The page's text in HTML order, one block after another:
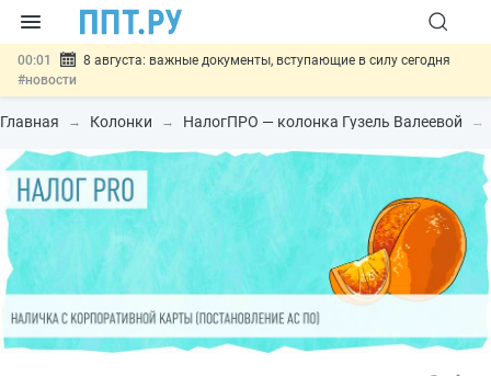
00:01
8 августа: важные документы, вступающие в силу сегодня
#новости
07.08 Подписан закон о блокировке продажи опасных товаров через
«Честный знак»#новости
07.08
Госпошлину за устранение ошибок в документах предлагают
отменить
#новости
07.08
Важно
Разработают единые критерии трудовых и ГПХ-
#новости
Главная Колонки НалогПРО — колонка Гузель Валеевой